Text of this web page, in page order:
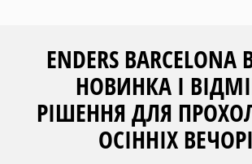
ENDERS BARCELONA
НОВИНКА І
РІШЕННЯ ДЛЯ
ОСІННІХ